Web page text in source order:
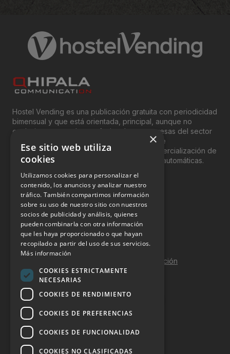
Hostel Vending es una publicación gratuita con periodicidad
bimensual y que está orientada, principal, aunque no
exclusivamente, a los profesionales y empresas del sector
del “Vending”; nombre con el que se conoce
genéricamente entre profesionales a la comercialización de
productos y servicios a través de máquinas automáticas.
INFORMACIÓN LEGAL
Aviso Legal
Política de Privacidad
Política de Cookies
Política de calidad y seguridad de la información
Contacto
DOSSIER Y CONTRATACIÓN
Dossier 2026 (ES)
×
Ese sitio web utiliza
cookies
Utilizamos cookies para personalizar el
contenido, los anuncios y analizar nuestro
tráfico. También compartimos información
sobre su uso de nuestro sitio con nuestros
socios de publicidad y análisis, quienes
pueden combinarla con otra información
que les haya proporcionado o que hayan
recopilado a partir del uso de sus servicios.
Más información
COOKIES ESTRICTAMENTE
NECESARIAS
COOKIES DE RENDIMIENTO
COOKIES DE PREFERENCIAS
COOKIES DE FUNCIONALIDAD
COOKIES NO CLASIFICADAS